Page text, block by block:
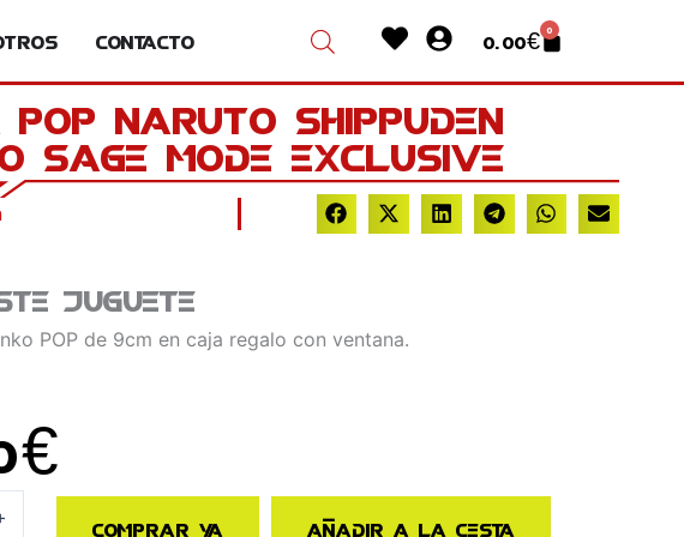
Contacto HeartUser-
circle
0.00€ 0
Cart
Naruto Shippuden
Sage Mode Exclusive
juguete
POP de 9cm en caja regalo con ventana.
€
Comprar ya Añadir a la cesta